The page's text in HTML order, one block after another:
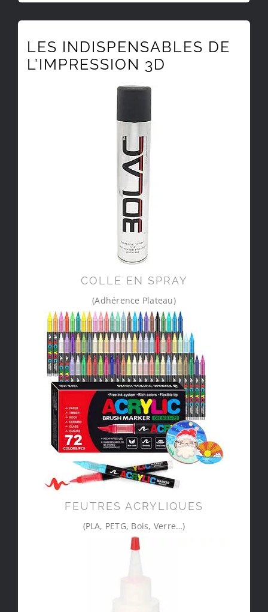
LES INDISPENSABLES DE
L’IMPRESSION 3D
COLLE EN SPRAY
(Adhérence Plateau)
FEUTRES ACRYLIQUES
(PLA, PETG, Bois, Verre…)